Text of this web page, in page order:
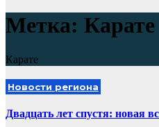
Метка: Карате
Карате
Новости региона
Двадцать лет спустя: новая